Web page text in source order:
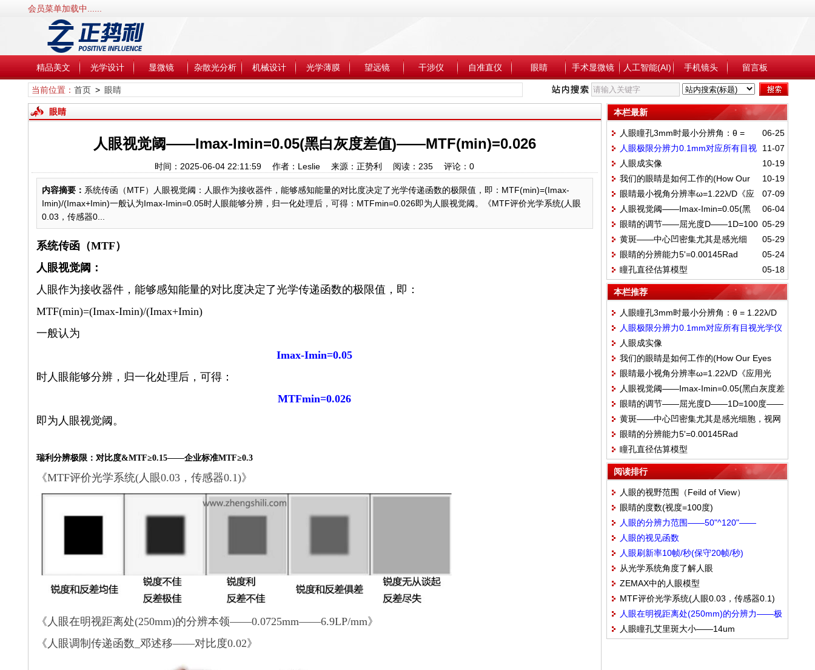
会员菜单加载中......
精品美文 光学设计 显微镜 杂散光分析 机械设计 光学薄膜 望远镜 干涉仪 自准直仪 眼睛 手术显微镜 人工智能(AI) 手机镜头 留言板
当前位置： 首页> 眼睛
眼睛
人眼视觉阈——Imax-Imin=0.05(黑白灰度差值)——MTF(min)=0.026
时间：2025-06-04 22:11:59 作者：Leslie 来源：正势利 阅读： 235 评论： 0
内容摘要： 系统传函（MTF）人眼视觉阈：人眼作为接收器件，能够感知能量的对比度决定了光学传递函数的极限值，即：MTF(min)=(Imax-
Imin)/(Imax+Imin)一般认为Imax-Imin=0.05时人眼能够分辨，归一化处理后，可得：MTFmin=0.026即为人眼视觉阈。《MTF评价光学系统(人眼
0.03，传感器0...
系统传函（MTF）
人眼视觉阈：
人眼作为接收器件，能够感知能量的对比度决定了光学传递函数的极限值，即：
MTF(min)=(Imax-Imin)/(Imax+Imin)
一般认为
Imax-Imin=0.05
时人眼能够分辨，归一化处理后，可得：
MTFmin=0.026
即为人眼视觉阈。
瑞利分辨极限：对比度&MTF≥0.15——企业标准MTF≥0.3
《MTF评价光学系统(人眼0.03，传感器0.1)》
《人眼在明视距离处(250mm)的分辨本领——0.0725mm——6.9LP/mm》
《人眼调制传递函数_邓述移——对比度0.02》
本栏最新
06-25
人眼瞳孔3mm时最小分辨角：θ =
1.22λ/D——纱窗两根细丝距离2mm,纱窗距
人8.9m恰能分辨
11-07
人眼极限分辨力0.1mm对应所有目视
光学仪器设计出瞳直径为1.7mm
10-19
人眼成实像
10-19
我们的眼睛是如何工作的(How Our
Eyes Work)
07-09
眼睛最小视角分辨率ω=1.22λ/D《应
用光学》——视神经细胞、光瞳直径、像
差、亮度、光谱——60"(角秒)≈1'(角分)
06-04
人眼视觉阈——Imax-Imin=0.05(黑
白灰度差值)——MTF(min)=0.026
05-29
眼睛的调节——屈光度D——1D=100
度——不同年龄调节能力范围
05-29
黄斑——中心凹密集尤其是感光细
胞，视网膜上视觉最灵敏区域——视轴和光
轴成约5°
05-24
眼睛的分辨能力5'=0.00145Rad
05-18
瞳孔直径估算模型
本栏推荐
人眼瞳孔3mm时最小分辨角：θ = 1.22λ/D
——纱窗两根细丝距离2mm,纱窗距人8.9m
恰能分辨
人眼极限分辨力0.1mm对应所有目视光学仪
器设计出瞳直径为1.7mm
人眼成实像
我们的眼睛是如何工作的(How Our Eyes
Work)
眼睛最小视角分辨率ω=1.22λ/D《应用光
学》——视神经细胞、光瞳直径、像差、亮
度、光谱——60"(角秒)≈1'(角分)
人眼视觉阈——Imax-Imin=0.05(黑白灰度差
值)——MTF(min)=0.026
眼睛的调节——屈光度D——1D=100度——
不同年龄调节能力范围
黄斑——中心凹密集尤其是感光细胞，视网
膜上视觉最灵敏区域——视轴和光轴成约5°
眼睛的分辨能力5'=0.00145Rad
瞳孔直径估算模型
阅读排行
人眼的视野范围（Feild of View）
眼睛的度数(视度=100度)
人眼的分辨力范围——50"^120"——
0.06mm^0.15mm____一般取
60"&0.073mm
人眼的视见函数
人眼刷新率10帧/秒(保守20帧/秒)
从光学系统角度了解人眼
ZEMAX中的人眼模型
MTF评价光学系统(人眼0.03，传感器0.1)
——瑞利分辨极限：对比度&MTF≥0.15——
企业标准MTF≥0.3
人眼在明视距离处(250mm)的分辨力——极
限分辨力0.0725mm(≈0.1mm)——
人眼瞳孔艾里斑大小——14um